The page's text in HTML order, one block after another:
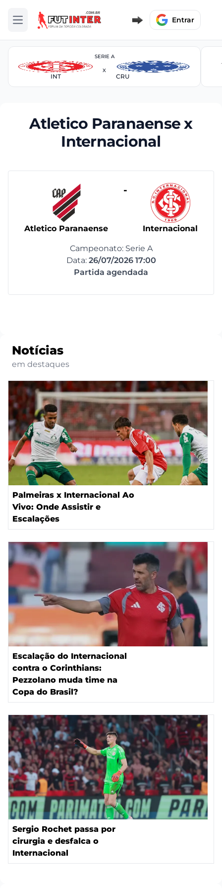
Abrir menu Entrar
SERIE A
INT
X
CRU
Atletico Paranaense x
Internacional
Atletico Paranaense
-
Internacional
Campeonato: Serie A
Data: 26/07/2026 17:00
Partida agendada
Notícias
em destaques
Palmeiras x Internacional Ao
Vivo: Onde Assistir e
Escalações
Escalação do Internacional
contra o Corinthians:
Pezzolano muda time na
Copa do Brasil?
Sergio Rochet passa por
cirurgia e desfalca o
Internacional